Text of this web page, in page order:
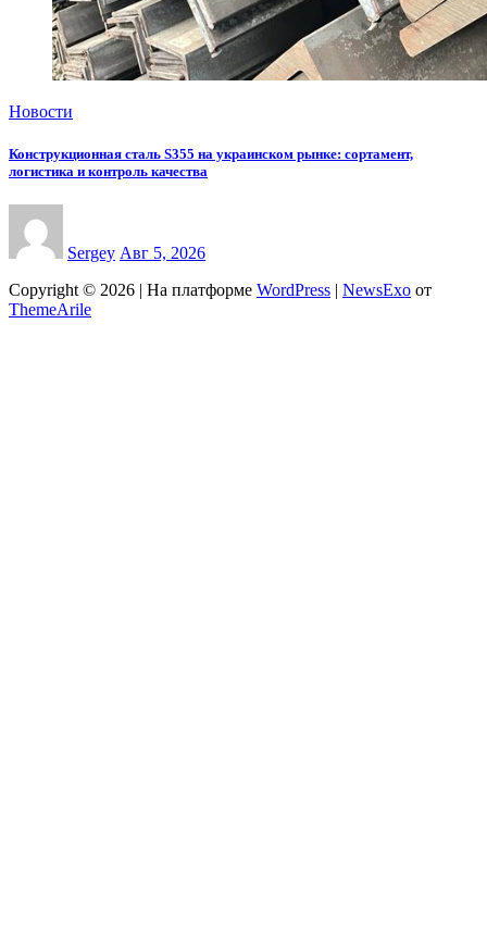
Новости
Конструкционная сталь S355 на украинском рынке: сортамент,
логистика и контроль качества
Sergey Авг 5, 2026
Copyright © 2026 | На платформе WordPress NewsExo от
ThemeArile